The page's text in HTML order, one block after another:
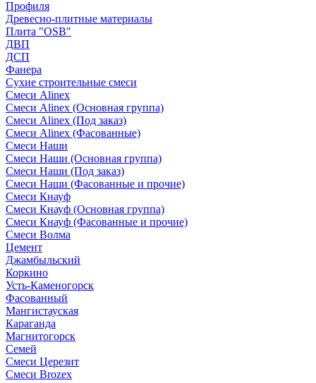
Профиля
Древесно-плитные материалы
Плита "OSB"
ДВП
ДСП
Фанера
Сухие строительные смеси
Смеси Alinex
Смеси Alinex (Основная группа)
Смеси Alinex (Под заказ)
Смеси Alinex (Фасованные)
Смеси Наши
Смеси Наши (Основная группа)
Смеси Наши (Под заказ)
Смеси Наши (Фасованные и прочие)
Смеси Кнауф
Смеси Кнауф (Основная группа)
Смеси Кнауф (Фасованные и прочие)
Смеси Волма
Цемент
Джамбыльский
Коркино
Усть-Каменогорск
Фасованный
Мангистауская
Караганда
Магнитогорск
Семей
Смеси Церезит
Смеси Brozex